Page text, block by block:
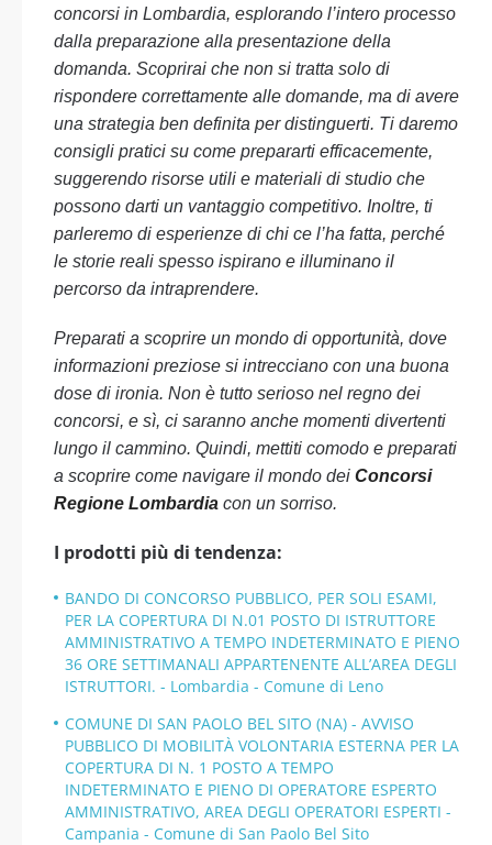
concorsi in Lombardia, esplorando l’intero processo
dalla preparazione alla presentazione della
domanda. Scoprirai che non si tratta solo di
rispondere correttamente alle domande, ma di avere
una strategia ben definita per distinguerti. Ti daremo
consigli pratici su come prepararti efficacemente,
suggerendo risorse utili e materiali di studio che
possono darti un vantaggio competitivo. Inoltre, ti
parleremo di esperienze di chi ce l’ha fatta, perché
le storie reali spesso ispirano e illuminano il
percorso da intraprendere.
Preparati a scoprire un mondo di opportunità, dove
informazioni preziose si intrecciano con una buona
dose di ironia. Non è tutto serioso nel regno dei
concorsi, e sì, ci saranno anche momenti divertenti
lungo il cammino. Quindi, mettiti comodo e preparati
a scoprire come navigare il mondo dei Concorsi
Regione Lombardia con un sorriso.
I prodotti più di tendenza:
BANDO DI CONCORSO PUBBLICO, PER SOLI ESAMI,
PER LA COPERTURA DI N.01 POSTO DI ISTRUTTORE
AMMINISTRATIVO A TEMPO INDETERMINATO E PIENO
36 ORE SETTIMANALI APPARTENENTE ALL’AREA DEGLI
ISTRUTTORI. - Lombardia - Comune di Leno
COMUNE DI SAN PAOLO BEL SITO (NA) - AVVISO
PUBBLICO DI MOBILITÀ VOLONTARIA ESTERNA PER LA
COPERTURA DI N. 1 POSTO A TEMPO
INDETERMINATO E PIENO DI OPERATORE ESPERTO
AMMINISTRATIVO, AREA DEGLI OPERATORI ESPERTI -
Campania - Comune di San Paolo Bel Sito